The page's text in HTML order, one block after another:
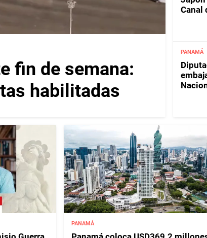
fin de semana:
habilitadas
Canal
PANAMÁ
PANAMÁ